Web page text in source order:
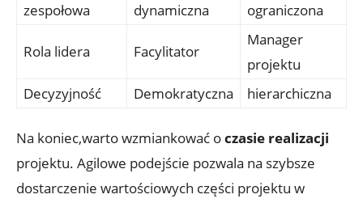
zespołowa
dynamiczna
ograniczona
Rola lidera Facylitator
Manager
projektu
Decyzyjność
Demokratyczna hierarchiczna
Na koniec,warto wzmiankować oczasie realizacji
projektu. Agilowe podejście pozwala na szybsze
dostarczenie wartościowych części projektu w